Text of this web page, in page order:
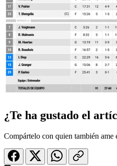
¿Te ha gustado el
Compártelo con quien también ame